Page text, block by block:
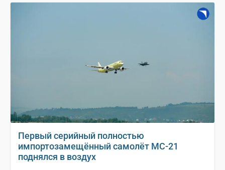
Первый серийный полностью
импортозамещённый самолёт МС-21
поднялся в воздух